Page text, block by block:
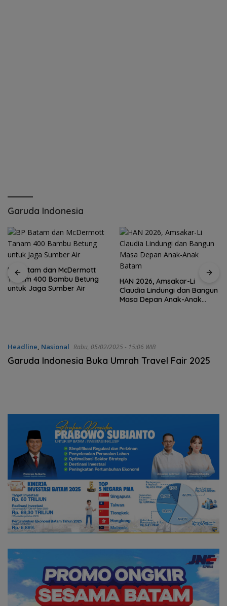
Garuda Indonesia
HAN 2026, Amsakar-Li
Claudia Lindungi dan Bangun
BNPP perbaiki rumah warga
kawasan perbatasan Natuna
Headline, Nasional Rabu, 05/02/2025 - 15:06 WIB
Garuda Indonesia Buka Umrah Travel Fair 2025